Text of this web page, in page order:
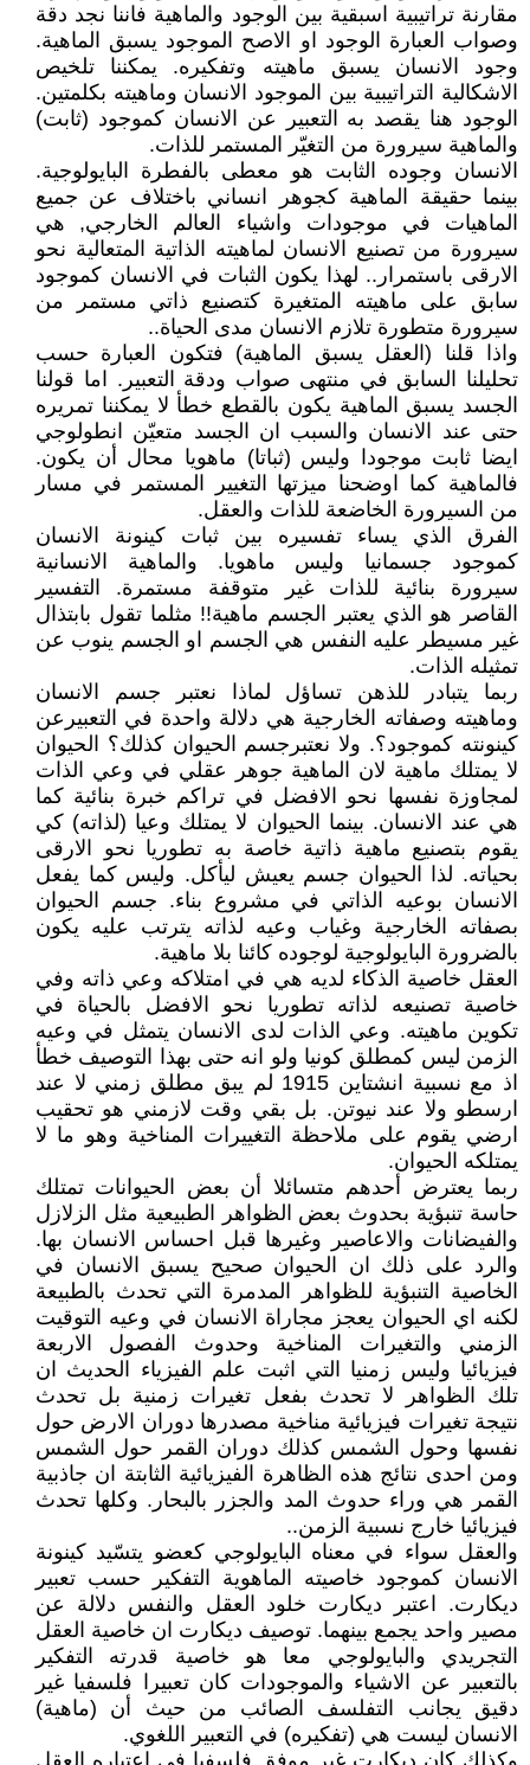
مقارنة تراتيبية اسبقية بين الوجود والماهية فاننا نجد دقة
وصواب العبارة الوجود او الاصح الموجود يسبق الماهية.
وجود الانسان يسبق ماهيته وتفكيره. يمكننا تلخيص
الاشكالية التراتيبية بين الموجود الانسان وماهيته بكلمتين.
الوجود هنا يقصد به التعبير عن الانسان كموجود (ثابت)
والماهية سيرورة من التغيّر المستمر للذات.
الانسان وجوده الثابت هو معطى بالفطرة البايولوجية.
بينما حقيقة الماهية كجوهر انساني باختلاف عن جميع
الماهيات في موجودات واشياء العالم الخارجي, هي
سيرورة من تصنيع الانسان لماهيته الذاتية المتعالية نحو
الارقى باستمرار.. لهذا يكون الثبات في الانسان كموجود
سابق على ماهيته المتغيرة كتصنيع ذاتي مستمر من
سيرورة متطورة تلازم الانسان مدى الحياة..
واذا قلنا (العقل يسبق الماهية) فتكون العبارة حسب
تحليلنا السابق في منتهى صواب ودقة التعبير. اما قولنا
الجسد يسبق الماهية يكون بالقطع خطأ لا يمكننا تمريره
حتى عند الانسان والسبب ان الجسد متعيّن انطولوجي
ايضا ثابت موجودا وليس (ثباتا) ماهويا محال أن يكون.
فالماهية كما اوضحنا ميزتها التغيير المستمر في مسار
من السيرورة الخاضعة للذات والعقل.
الفرق الذي يساء تفسيره بين ثبات كينونة الانسان
كموجود جسمانيا وليس ماهويا. والماهية الانسانية
سيرورة بنائية للذات غير متوقفة مستمرة. التفسير
القاصر هو الذي يعتبر الجسم ماهية!! مثلما تقول بابتذال
غير مسيطر عليه النفس هي الجسم او الجسم ينوب عن
تمثيله الذات.
ربما يتبادر للذهن تساؤل لماذا نعتبر جسم الانسان
وماهيته وصفاته الخارجية هي دلالة واحدة في التعبيرعن
كينونته كموجود؟. ولا نعتبرجسم الحيوان كذلك؟ الحيوان
لا يمتلك ماهية لان الماهية جوهر عقلي في وعي الذات
لمجاوزة نفسها نحو الافضل في تراكم خبرة بنائية كما
هي عند الانسان. بينما الحيوان لا يمتلك وعيا (لذاته) كي
يقوم بتصنيع ماهية ذاتية خاصة به تطوريا نحو الارقى
بحياته. لذا الحيوان جسم يعيش ليأكل. وليس كما يفعل
الانسان بوعيه الذاتي في مشروع بناء. جسم الحيوان
بصفاته الخارجية وغياب وعيه لذاته يترتب عليه يكون
بالضرورة البايولوجية لوجوده كائنا بلا ماهية.
العقل خاصية الذكاء لديه هي في امتلاكه وعي ذاته وفي
خاصية تصنيعه لذاته تطوريا نحو الافضل بالحياة في
تكوين ماهيته. وعي الذات لدى الانسان يتمثل في وعيه
الزمن ليس كمطلق كونيا ولو انه حتى بهذا التوصيف خطأ
اذ مع نسبية انشتاين 1915 لم يبق مطلق زمني لا عند
ارسطو ولا عند نيوتن. بل بقي وقت لازمني هو تحقيب
ارضي يقوم على ملاحظة التغييرات المناخية وهو ما لا
يمتلكه الحيوان.
ربما يعترض أحدهم متسائلا أن بعض الحيوانات تمتلك
حاسة تنبؤية بحدوث بعض الظواهر الطبيعية مثل الزلازل
والفيضانات والاعاصير وغيرها قبل احساس الانسان بها.
والرد على ذلك ان الحيوان صحيح يسبق الانسان في
الخاصية التنبؤية للظواهر المدمرة التي تحدث بالطبيعة
لكنه اي الحيوان يعجز مجاراة الانسان في وعيه التوقيت
الزمني والتغيرات المناخية وحدوث الفصول الاربعة
فيزيائيا وليس زمنيا التي اثبت علم الفيزياء الحديث ان
تلك الظواهر لا تحدث بفعل تغيرات زمنية بل تحدث
نتيجة تغيرات فيزيائية مناخية مصدرها دوران الارض حول
نفسها وحول الشمس كذلك دوران القمر حول الشمس
ومن احدى نتائج هذه الظاهرة الفيزيائية الثابتة ان جاذبية
القمر هي وراء حدوث المد والجزر بالبحار. وكلها تحدث
فيزيائيا خارج نسبية الزمن..
والعقل سواء في معناه البايولوجي كعضو يتسّيد كينونة
الانسان كموجود خاصيته الماهوية التفكير حسب تعبير
ديكارت. اعتبر ديكارت خلود العقل والنفس دلالة عن
مصير واحد يجمع بينهما. توصيف ديكارت ان خاصية العقل
التجريدي والبايولوجي معا هو خاصية قدرته التفكير
بالتعبير عن الاشياء والموجودات كان تعبيرا فلسفيا غير
دقيق يجانب التفلسف الصائب من حيث أن (ماهية)
الانسان ليست هي (تفكيره) في التعبير اللغوي.